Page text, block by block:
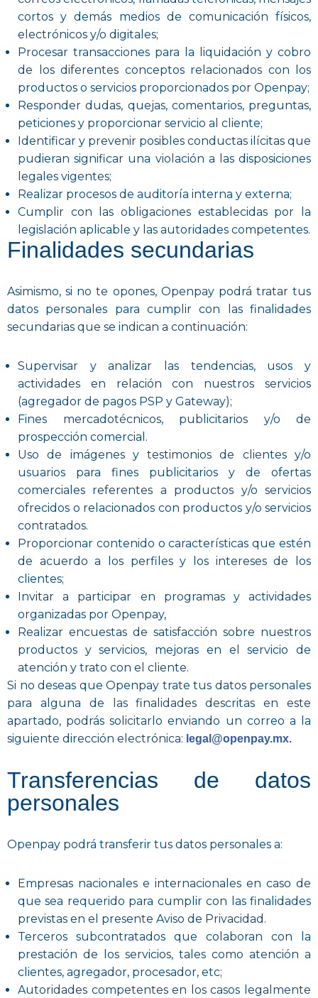
cortos y demás medios de comunicación físicos,
electrónicos y/o digitales;
Procesar transacciones para la liquidación y cobro
de los diferentes conceptos relacionados con los
productos o servicios proporcionados por Openpay;
Responder dudas, quejas, comentarios, preguntas,
peticiones y proporcionar servicio al cliente;
Identificar y prevenir posibles conductas ilícitas que
pudieran significar una violación a las disposiciones
legales vigentes;
Realizar procesos de auditoría interna y externa;
Cumplir con las obligaciones establecidas por la
legislación aplicable y las autoridades competentes.
Finalidades secundarias
Asimismo, si no te opones, Openpay podrá tratar tus
datos personales para cumplir con las finalidades
secundarias que se indican a continuación:
Supervisar y analizar las tendencias, usos y
actividades en relación con nuestros servicios
(agregador de pagos PSP y Gateway);
Fines mercadotécnicos, publicitarios y/o de
prospección comercial.
Uso de imágenes y testimonios de clientes y/o
usuarios para fines publicitarios y de ofertas
comerciales referentes a productos y/o servicios
ofrecidos o relacionados con productos y/o servicios
contratados.
Proporcionar contenido o características que estén
de acuerdo a los perfiles y los intereses de los
clientes;
Invitar a participar en programas y actividades
organizadas por Openpay,
Realizar encuestas de satisfacción sobre nuestros
productos y servicios, mejoras en el servicio de
atención y trato con el cliente.
Si no deseas que Openpay trate tus datos personales
para alguna de las finalidades descritas en este
apartado, podrás solicitarlo enviando un correo a la
siguiente dirección electrónica: legal@openpay.mx.
Transferencias de datos
personales
Openpay podrá transferir tus datos personales a:
Empresas nacionales e internacionales en caso de
que sea requerido para cumplir con las finalidades
previstas en el presente Aviso de Privacidad.
Terceros subcontratados que colaboran con la
prestación de los servicios, tales como atención a
clientes, agregador, procesador, etc;
Autoridades competentes en los casos legalmente